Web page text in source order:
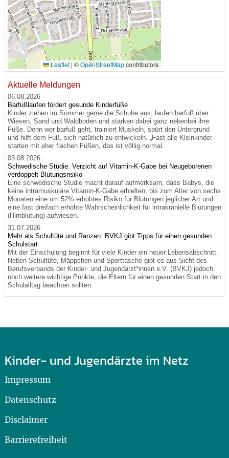
🔍
Leaflet | ©OpenStreetMapcontributors
Aktuelle Meldungen
06.08.2026
Barfußlaufen fördert gesunde Kinderfüße
Kinder ziehen im Sommer gerne die Schuhe aus, laufen barfuß über
Wiesen, Sand und Waldboden und stärken dabei ganz nebenbei ihre
Füße. Denn wer barfuß geht, trainiert Muskeln, spürt den Untergrund
und hilft dem Fuß, sich natürlich zu entwickeln. „Fast alle Kleinkinder
starten mit eher flachen Füßen, das ist völlig normal.
03.08.2026
Schwedische Studie: Verzicht auf Vitamin-K-Gabe bei Neugeborenen
verdoppelt Blutungsrisiko
Eine schwedische Studie macht darauf aufmerksam, dass Babys, die
keine intramuskuläre Vitamin-K-Gabe erhielten, bis zum Alter von sechs
Monaten eine um 52% erhöhtes Risiko für Blutungen jeglicher Art und
eine fast dreifach erhöhte Wahrscheinlichkeit für intrakranielle Blutungen
(Hirnblutung) aufwiesen.
31.07.2026
Mehr als Schultüte und Ranzen: BVKJ gibt Tipps für einen gesunden
Schulstart
Mit der Einschulung beginnt für viele Kinder ein neuer Lebensabschnitt.
Neben Schultüte, Mäppchen und Sporttasche gibt es aus Sicht des
Berufsverbands der Kinder- und Jugendärzt*innen e.V. (BVKJ) jedoch
noch weitere wichtige Punkte, die Eltern für einen gesunden Start in den
Schulalltag beachten sollten.
Kinder- und Jugendärzte im Netz
Impressum
Datenschutz
Disclaimer
Barrierefreiheit